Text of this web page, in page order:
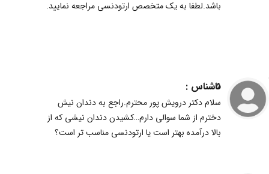
باشد.لطفا به یک متخصص ارتودنسی مراجعه نمایید.
ناشناس :
سلام دکتر درویش پور محترم.راجع به دندان نیش
دخترم از شما سوالی دارم…کشیدن دندان نیشی که از
بالا درآمده بهتر است یا ارتودنسی مناسب تر است؟
5